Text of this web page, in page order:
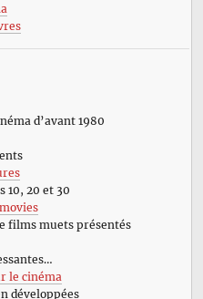
d’avant 1980
10, 20 et 30
films muets présentés
le cinéma
développées